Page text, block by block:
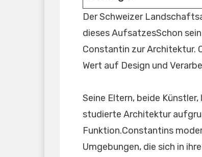
Der Schweizer
dieses AufsatzesSchon
Constantin zur Architektur.
Wert auf Design und
Seine Eltern, beide
studierte Architektur
Funktion.Constantins
Umgebungen, die sich in